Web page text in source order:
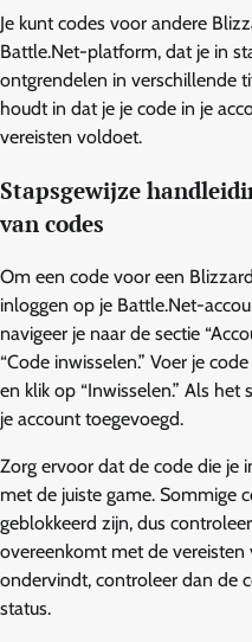
Je kunt codes voor andere
Battle.Net-platform, dat je in
ontgrendelen in verschillende
houdt in dat je je code in je
vereisten voldoet.
Stapsgewijze
van codes
Om een code voor een
inloggen op je Battle.Net-
navigeer je naar de sectie
“Code inwisselen.” Voer je
en klik op “Inwisselen.” Als
je account toegevoegd.
Zorg ervoor dat de code die je
met de juiste game. Sommige
geblokkeerd zijn, dus
overeenkomt met de
ondervindt, controleer dan de
status.